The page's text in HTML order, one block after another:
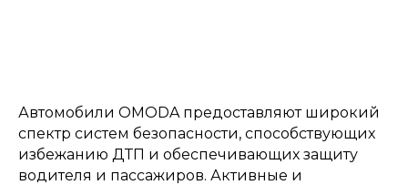
Автомобили OMODA предоставляют широкий
спектр систем безопасности, способствующих
избежанию ДТП и обеспечивающих защиту
водителя и пассажиров. Активные и